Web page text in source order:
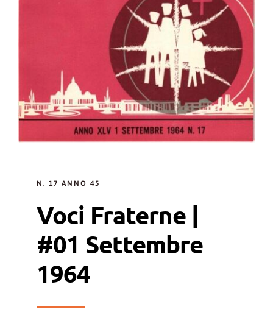
N. 17 ANNO 45
Voci Fraterne |
#01 Settembre
1964